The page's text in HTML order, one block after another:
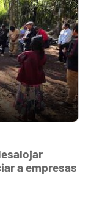
a empresas